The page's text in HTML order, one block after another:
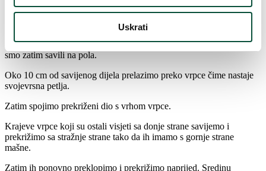
Uskrati
Kao i u prethodnom tutorijalu, odrezali smo duži komad vrpce, koji
smo zatim savili na pola.
Oko 10 cm od savijenog dijela prelazimo preko vrpce čime nastaje
svojevrsna petlja.
Zatim spojimo prekriženi dio s vrhom vrpce.
Krajeve vrpce koji su ostali visjeti sa donje strane savijemo i
prekrižimo sa stražnje strane tako da ih imamo s gornje strane
mašne.
Zatim ih ponovno preklopimo i prekrižimo naprijed. Sredinu